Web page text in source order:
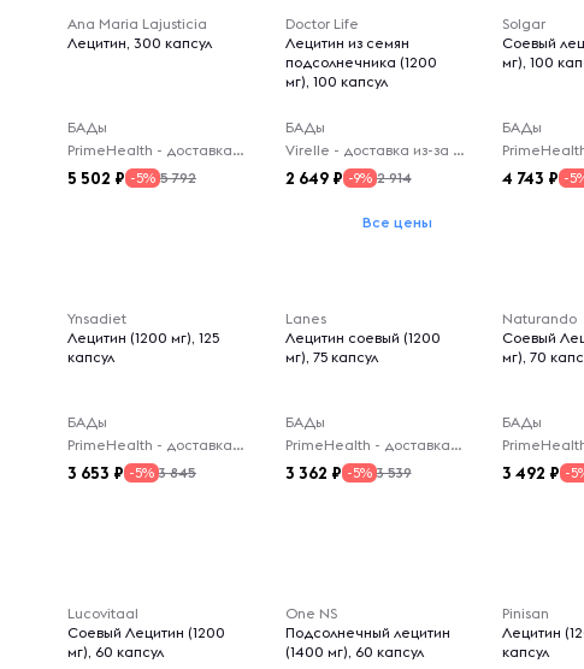
Ana Maria Lajusticia
Лецитин, 300 капсул
БАДы
PrimeHealth - доставка из-за рубежа
5 502 -5% 5 792
Doctor Life
Лецитин из семян
подсолнечника (1200
мг), 100 капсул
БАДы
Virelle - доставка из-за рубежа
2 649 -9% 2 914
Все цены
Solgar
Соевый
мг), 100
БАДы
4 743 -
Ynsadiet
Лецитин (1200 мг), 125
капсул
БАДы
PrimeHealth - доставка из-за рубежа
3 653 -5% 3 845
Lanes
Лецитин соевый (1200
мг), 75 капсул
БАДы
PrimeHealth - доставка из-за рубежа
3 362 -5% 3 539
Naturando
Соевый
мг), 70
БАДы
3 492 -
Lucovitaal
Соевый Лецитин (1200
мг), 60 капсул
One NS
Подсолнечный лецитин
(1400 мг), 60 капсул
Pinisan
Лецитин
капсул